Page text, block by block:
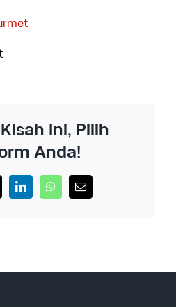
Ini, Pilih
Anda!
LinkedInWhatsApp
Email